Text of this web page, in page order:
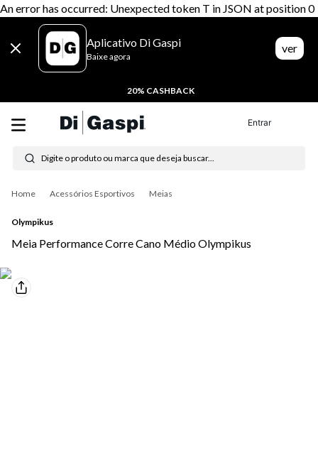
An error has occurred: Unexpected token T in JSON at position 0
Aplicativo Di Gaspi
Baixe agora
ver
20% CASHBACK
Entrar
Digite o produto ou marca que deseja buscar...
Acessórios Esportivos Meias
Olympikus
Meia Performance Corre Cano Médio Olympikus
Termos mais buscados
1º tênis feminino
4º tênis masculino